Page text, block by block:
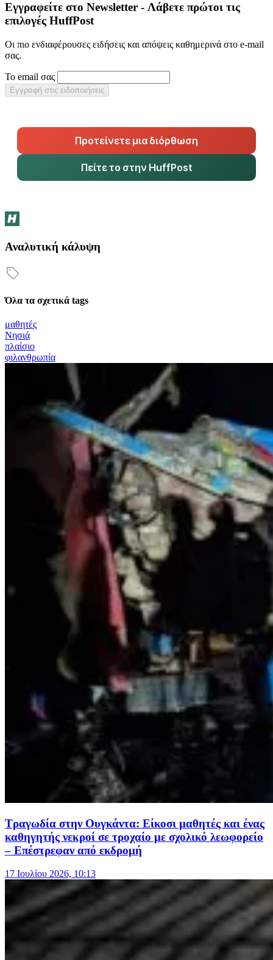
Εγγραφείτε στο Newsletter - Λάβετε πρώτοι τις
επιλογές HuffPost
Οι πιο ενδιαφέρουσες ειδήσεις και απόψεις καθημερινά στο e-mail
σας.
Το email σας
Εγγραφή στις ειδοποιήσεις
Προτείνετε μια διόρθωση
Πείτε το στην HuffPost
Αναλυτική κάλυψη
Όλα τα σχετικά tags
μαθητές
Νησιά
πλαίσιο
φιλανθρωπία
Τραγωδία στην Ουγκάντα: Είκοσι μαθητές και ένας
καθηγητής νεκροί σε τροχαίο με σχολικό λεωφορείο
– Επέστρεφαν από εκδρομή
17 Ιουλίου 2026, 10:13